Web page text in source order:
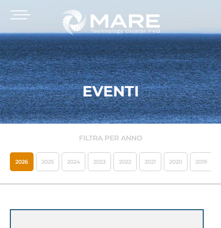
EVENTI
FILTRA PER ANNO
2026 2025 2024 2023 2022 2021 2020 2019